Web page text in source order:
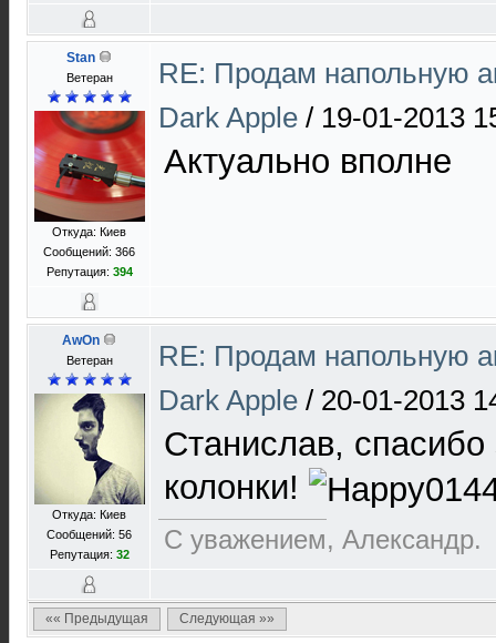
Stan
Ветеран
Откуда: Киев
Сообщений: 366
Репутация: 394
RE: Продам напольную
Dark Apple / 19-01-2013
Актуально вполне
AwOn
Ветеран
Откуда: Киев
Сообщений: 56
Репутация: 32
RE: Продам напольную
Dark Apple / 20-01-2013
Станислав,
колонки!
С уважением, Александр.
«« Предыдущая Следующая »»